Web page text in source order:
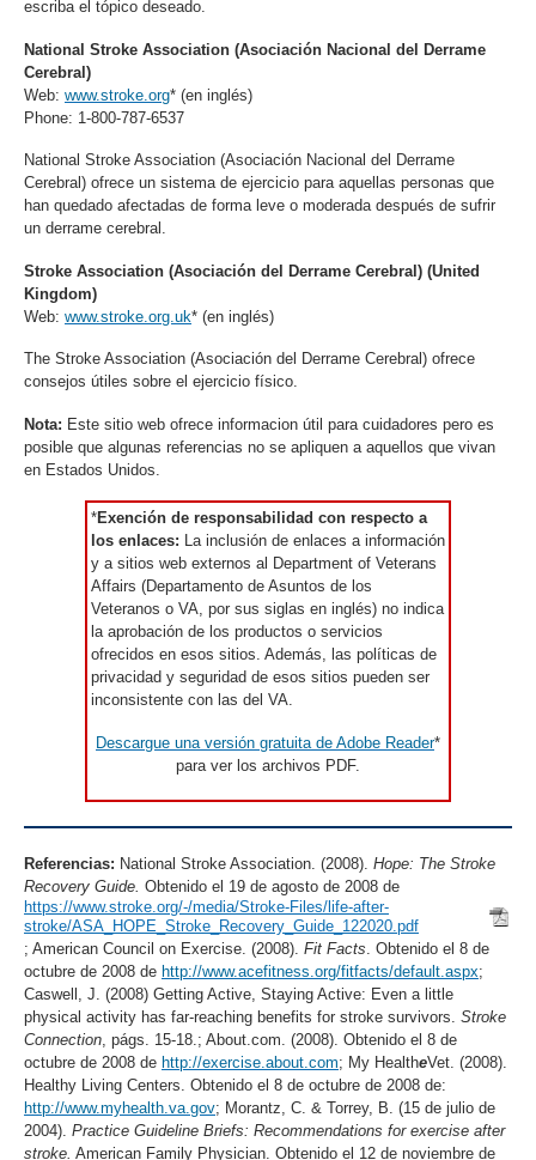
escriba el tópico deseado.
National Stroke Association (Asociación Nacional del Derrame
Cerebral)
Web: www.stroke.org* (en inglés)
Phone: 1-800-787-6537
National Stroke Association (Asociación Nacional del Derrame
Cerebral) ofrece un sistema de ejercicio para aquellas personas que
han quedado afectadas de forma leve o moderada después de sufrir
un derrame cerebral.
Stroke Association (Asociación del Derrame Cerebral) (United
Kingdom)
Web: www.stroke.org.uk* (en inglés)
The Stroke Association (Asociación del Derrame Cerebral) ofrece
consejos útiles sobre el ejercicio físico.
Nota: Este sitio web ofrece informacion útil para cuidadores pero es
posible que algunas referencias no se apliquen a aquellos que vivan
en Estados Unidos.
*Exención de responsabilidad con respecto a
los enlaces: La inclusión de enlaces a información
y a sitios web externos al Department of Veterans
Affairs (Departamento de Asuntos de los
Veteranos o VA, por sus siglas en inglés) no indica
la aprobación de los productos o servicios
ofrecidos en esos sitios. Además, las políticas de
privacidad y seguridad de esos sitios pueden ser
inconsistente con las del VA.
Descargue una versión gratuita de Adobe Reader*
para ver los archivos PDF.
Referencias: National Stroke Association. (2008). Hope: The Stroke
Recovery Guide. Obtenido el 19 de agosto de 2008 de
https://www.stroke.org/-/media/Stroke-Files/life-after-
stroke/ASA_HOPE_Stroke_Recovery_Guide_122020.pdf
; American Council on Exercise. (2008). Fit Facts. Obtenido el 8 de
octubre de 2008 de http://www.acefitness.org/fitfacts/default.aspx;
Caswell, J. (2008) Getting Active, Staying Active: Even a little
physical activity has far-reaching benefits for stroke survivors. Stroke
Connection, págs. 15-18.; About.com. (2008). Obtenido el 8 de
octubre de 2008 de http://exercise.about.com; My HealtheVet. (2008).
Healthy Living Centers. Obtenido el 8 de octubre de 2008 de:
http://www.myhealth.va.gov; Morantz, C. & Torrey, B. (15 de julio de
2004). Practice Guideline Briefs: Recommendations for exercise after
stroke. American Family Physician. Obtenido el 12 de noviembre de